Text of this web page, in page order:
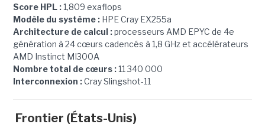
Score HPL :1,809 exaflops
Modèle du système :HPE Cray EX255a
Architecture de calcul :processeurs AMD EPYC de 4e
génération à 24 cœurs cadencés à 1,8 GHz et accélérateurs
AMD Instinct MI300A
Nombre total de cœurs :11 340 000
Interconnexion :Cray Slingshot-11
Frontier (États-Unis)